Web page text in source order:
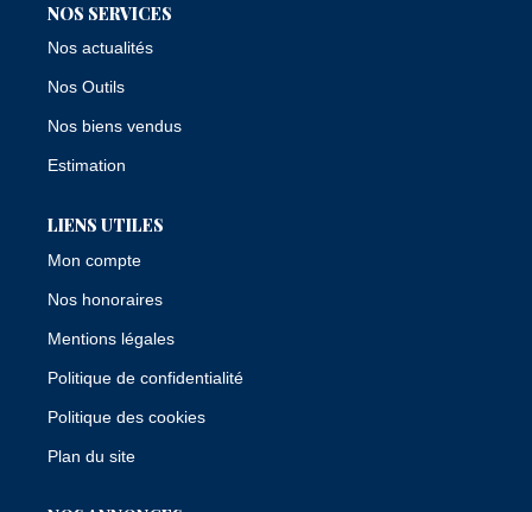
NOS SERVICES
Nos actualités
Nos Outils
Nos biens vendus
Estimation
LIENS UTILES
Mon compte
Nos honoraires
Mentions légales
Politique de confidentialité
Politique des cookies
Plan du site